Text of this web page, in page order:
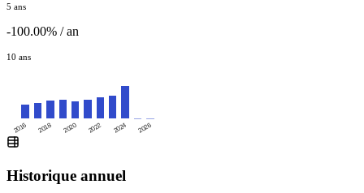
5 ans
-100.00% / an
10 ans
2016 2018 2020 2022 2024 2026
Historique annuel